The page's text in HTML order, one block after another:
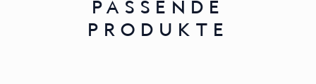
PASSENDE
PRODUKTE